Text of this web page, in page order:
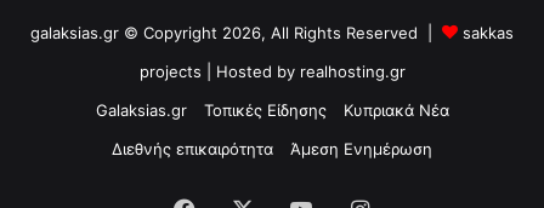
galaksias.gr © Copyright 2026, All Rights Reserved |
sakkas
projects | Hosted by realhosting.gr
Galaksias.gr
Τοπικές Είδησης
Κυπριακά Νέα
Διεθνής επικαιρότητα
Άμεση Ενημέρωση